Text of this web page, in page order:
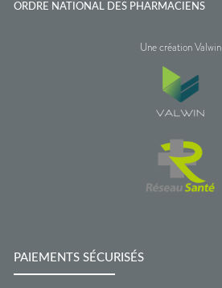
ORDRE NATIONAL DES PHARMACIENS
Une création Valwin
PAIEMENTS SÉCURISÉS